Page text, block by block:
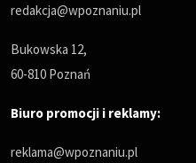
redakcja@wpoznaniu.pl
Bukowska 12,
60-810 Poznań
Biuro promocji i reklamy:
reklama@wpoznaniu.pl